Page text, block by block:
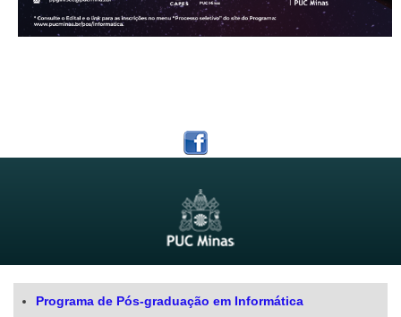
Programa de Pós-graduação em Informática